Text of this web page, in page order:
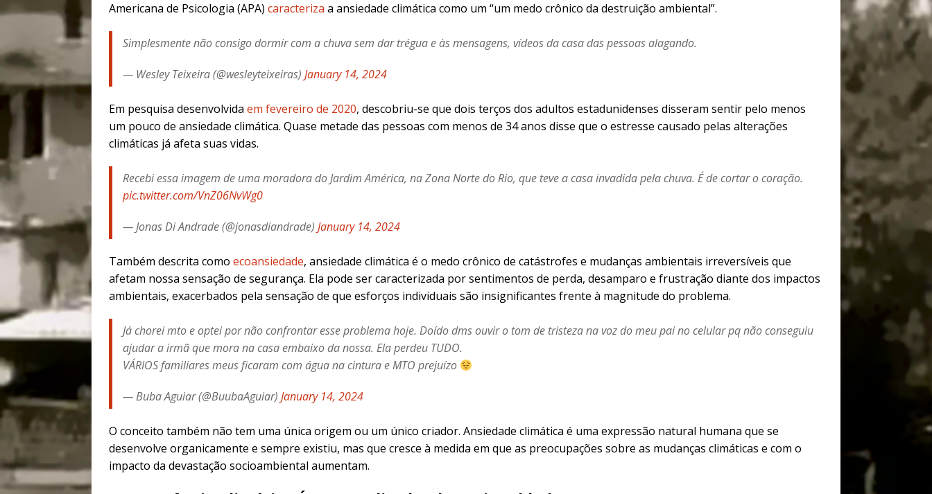
Americana de Psicologia (APA) caracteriza a ansiedade climática como um “um medo crônico da destruição ambiental”.
Simplesmente não consigo dormir com a chuva sem dar trégua e às mensagens, vídeos da casa das pessoas alagando.
— Wesley Teixeira (@wesleyteixeiras) January 14, 2024
Em pesquisa desenvolvida em fevereiro de 2020, descobriu-se que dois terços dos adultos estadunidenses disseram sentir pelo menos
um pouco de ansiedade climática. Quase metade das pessoas com menos de 34 anos disse que o estresse causado pelas alterações
climáticas já afeta suas vidas.
Recebi essa imagem de uma moradora do Jardim América, na Zona Norte do Rio, que teve a casa invadida pela chuva. É de cortar o coração.
pic.twitter.com/VnZ06NvWg0
— Jonas Di Andrade (@jonasdiandrade) January 14, 2024
Também descrita como ecoansiedade, ansiedade climática é o medo crônico de catástrofes e mudanças ambientais irreversíveis que
afetam nossa sensação de segurança. Ela pode ser caracterizada por sentimentos de perda, desamparo e frustração diante dos impactos
ambientais, exacerbados pela sensação de que esforços individuais são insignificantes frente à magnitude do problema.
Já chorei mto e optei por não confrontar esse problema hoje. Doído dms ouvir o tom de tristeza na voz do meu pai no celular pq não conseguiu
ajudar a irmã que mora na casa embaixo da nossa. Ela perdeu TUDO.
VÁRIOS familiares meus ficaram com água na cintura e MTO prejuízo
— Buba Aguiar (@BuubaAguiar) January 14, 2024
O conceito também não tem uma única origem ou um único criador. Ansiedade climática é uma expressão natural humana que se
desenvolve organicamente e sempre existiu, mas que cresce à medida em que as preocupações sobre as mudanças climáticas e com o
impacto da devastação socioambiental aumentam.